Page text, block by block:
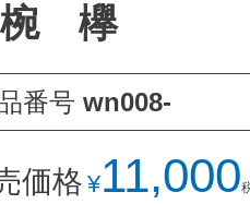
椀 欅
番号 wn008-
価格 ¥11,000